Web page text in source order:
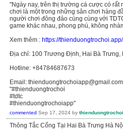
"Ngày nay, trên thị trường cá cược có
chơi là một trong những sân chơi hàng
người chơi đông đảo cùng cùng với
game khác nhau, phong phú, không
Xem thêm : https://
Địa chỉ: 100 Trương Định, Hai Bà Trưng,
Hotline: +84784687673
Email:
"#thienduongtrochoi
#tdtc
#thienduongtrochoiapp"
commented Sep 17, 2024 by
Thông Tắc Cống Tại Hai Bà Trưng Hà